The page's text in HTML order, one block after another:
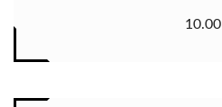
10.00